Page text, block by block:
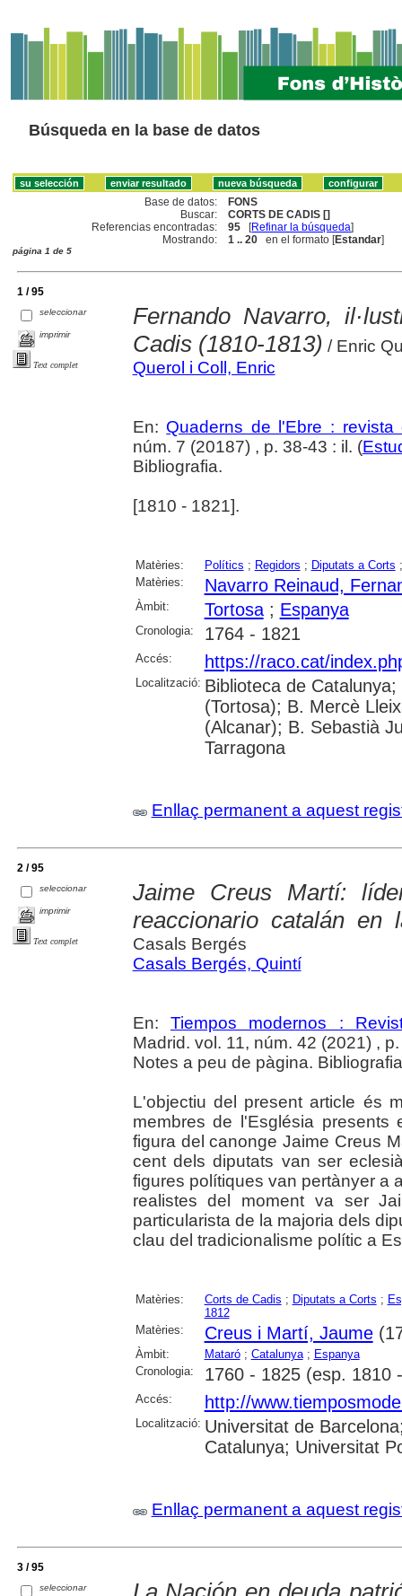
Búsqueda en la base de datos
Base de datos:
FONS
Buscar:
CORTS DE CADIS []
Referencias encontradas:
95 [Refinar la búsqueda]
Mostrando:
1 .. 20 en el formato [Estandar]
página 1 de 5
1 / 95
seleccionar
imprimir
Text complet
Fernando Navarro,
Cadis (1810-1813) / Enric
Querol i Coll, Enric
En: Quaderns de l'Ebre :
núm. 7 (20187) , p. 38-43 : il. (
Bibliografia.
[1810 - 1821].
Matèries: Polítics ; Regidors ; Diputats a Corts
Matèries:
Navarro Reinaud,
Àmbit: Tortosa; Espanya
Cronologia: 1764 - 1821
Accés: https://raco.cat/
Localització: Biblioteca de
(Tortosa); B. Mercè
(Alcanar); B. Sebastià
Tarragona
Enllaç permanent a aquest
2 / 95
seleccionar
imprimir
Text complet
Jaime Creus Martí:
reaccionario catalán en
Casals Bergés
Casals Bergés, Quintí
En: Tiempos modernos :
Madrid. vol. 11, núm. 42 (2021) ,
Notes a peu de pàgina.
L'objectiu del present article és
membres de l'Església
figura del canonge Jaime Creus
cent dels diputats van ser
figures polítiques van pertànyer a
realistes del moment va ser
particularista de la majoria dels
clau del tradicionalisme polític a
Matèries: Corts de Cadis ; Diputats a Corts ;
1812
Matèries:
Creus i Martí, Jaume
Àmbit: Mataró; Catalunya; Espanya
Cronologia:
1760 - 1825 (esp. 1810
Accés: http://
Localització: Universitat de
Catalunya; Universitat
Enllaç permanent a aquest
3 / 95
seleccionar